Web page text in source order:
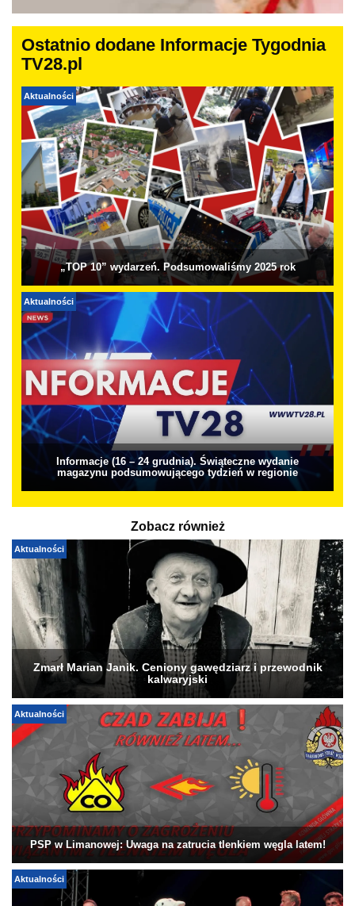
Ostatnio dodane Informacje Tygodnia
TV28.pl
Aktualności
„TOP 10” wydarzeń. Podsumowaliśmy 2025 rok
Aktualności
Informacje (16 – 24 grudnia). Świąteczne wydanie
magazynu podsumowującego tydzień w regionie
Zobacz również
Aktualności
Zmarł Marian Janik. Ceniony gawędziarz i przewodnik
kalwaryjski
Aktualności
PSP w Limanowej: Uwaga na zatrucia tlenkiem węgla latem!
Aktualności